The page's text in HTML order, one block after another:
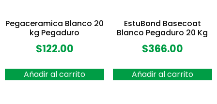
Pegaceramica Blanco 20
kg Pegaduro
$122.00
Añadir al carrito
EstuBond Basecoat
Blanco Pegaduro 20 Kg
$366.00
Añadir al carrito